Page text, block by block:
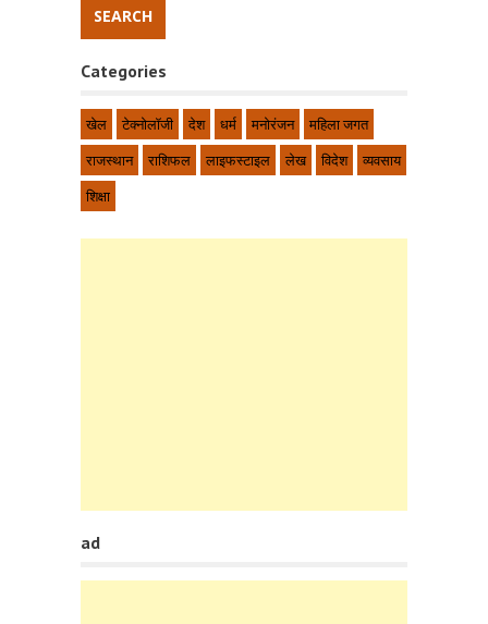
Categories
खेल टेक्नोलॉजी देश धर्म मनोरंजन
महिला जगत
राजस्थान
राशिफल लाइफस्टाइल लेख विदेश
व्यवसाय
शिक्षा
ad